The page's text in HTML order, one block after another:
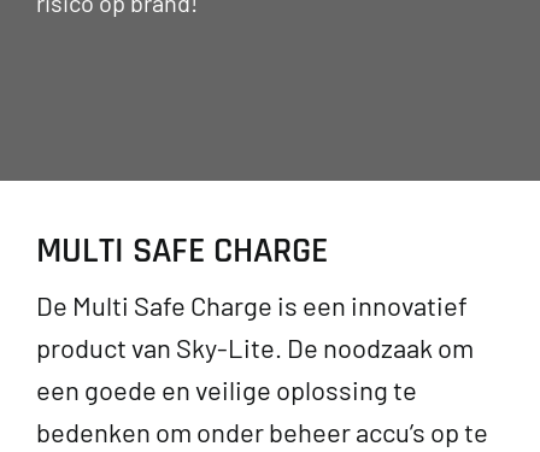
MULTI SAFE CHARGE
De Multi Safe Charge is een innovatief
product van Sky-Lite. De noodzaak om
een goede en veilige oplossing te
bedenken om onder beheer accu’s op te